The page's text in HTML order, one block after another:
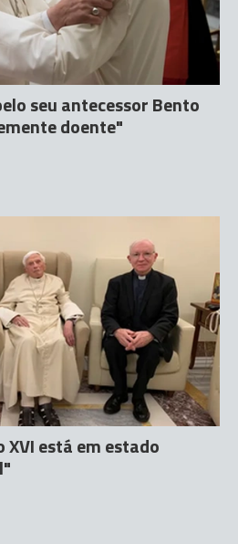
seu antecessor Bento
doente"
está em estado